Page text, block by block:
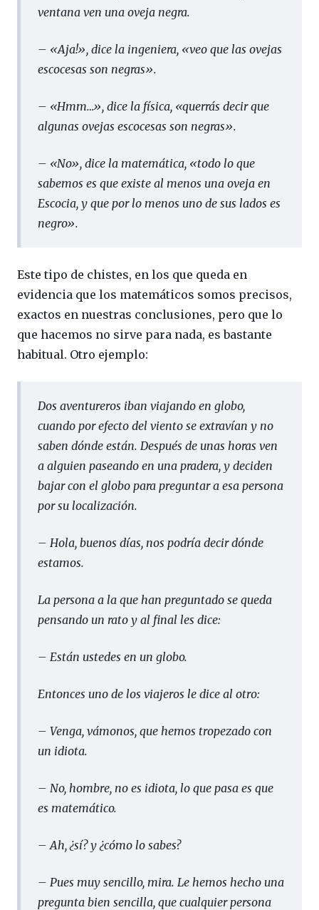
ventana ven una oveja negra.
– «Aja!», dice la ingeniera, «veo que las ovejas
escocesas son negras».
– «Hmm…», dice la física, «querrás decir que
algunas ovejas escocesas son negras».
– «No», dice la matemática, «todo lo que
sabemos es que existe al menos una oveja en
Escocia, y que por lo menos uno de sus lados es
negro».
Este tipo de chistes, en los que queda en
evidencia que los matemáticos somos precisos,
exactos en nuestras conclusiones, pero que lo
que hacemos no sirve para nada, es bastante
habitual. Otro ejemplo:
Dos aventureros iban viajando en globo,
cuando por efecto del viento se extravían y no
saben dónde están. Después de unas horas ven
a alguien paseando en una pradera, y deciden
bajar con el globo para preguntar a esa persona
por su localización.
– Hola, buenos días, nos podría decir dónde
estamos.
La persona a la que han preguntado se queda
pensando un rato y al final les dice:
– Están ustedes en un globo.
Entonces uno de los viajeros le dice al otro:
– Venga, vámonos, que hemos tropezado con
un idiota.
– No, hombre, no es idiota, lo que pasa es que
es matemático.
– Ah, ¿sí? y ¿cómo lo sabes?
– Pues muy sencillo, mira. Le hemos hecho una
pregunta bien sencilla, que cualquier persona